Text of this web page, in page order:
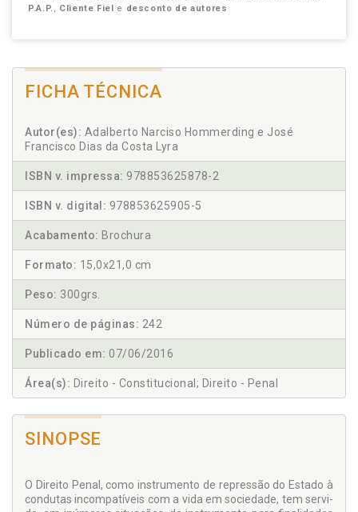
P.A.P., Cliente Fiel e desconto de autores
FICHA TÉCNICA
Autor(es): Adalberto Narciso Hommerding e José
Francisco Dias da Costa Lyra
ISBN v. impressa: 978853625878-2
ISBN v. digital: 978853625905-5
Acabamento: Brochura
Formato: 15,0x21,0 cm
Peso: 300grs.
Número de páginas: 242
Publicado em: 07/06/2016
Área(s): Direito - Constitucional; Direito - Penal
SINOPSE
O Direito Penal, como instrumento de repressão do Estado à
condutas incompatíveis com a vida em sociedade, tem servi­